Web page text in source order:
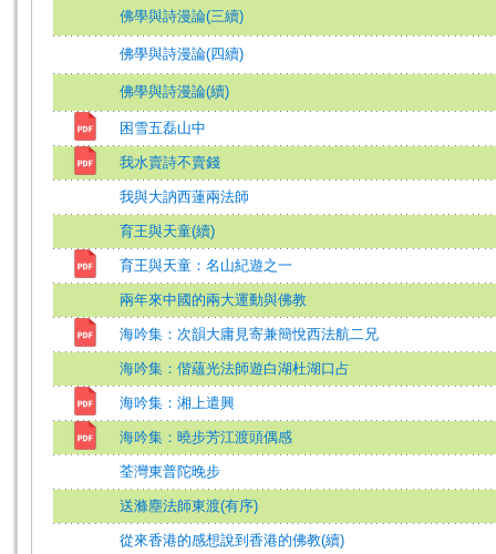
佛學與詩漫論(三續)
佛學與詩漫論(四續)
佛學與詩漫論(續)
困雪五磊山中
我水賣詩不賣錢
我與大訥西蓮兩法師
育王與天童(續)
育王與天童：名山紀遊之一
兩年來中國的兩大運動與佛教
海吟集：次韻大庸見寄兼簡悅西法航二兄
海吟集：偕蘊光法師遊白湖杜湖口占
海吟集：湘上遣興
海吟集：曉步芳江渡頭偶感
荃灣東普陀晚步
送滌塵法師東渡(有序)
從來香港的感想說到香港的佛教(續)